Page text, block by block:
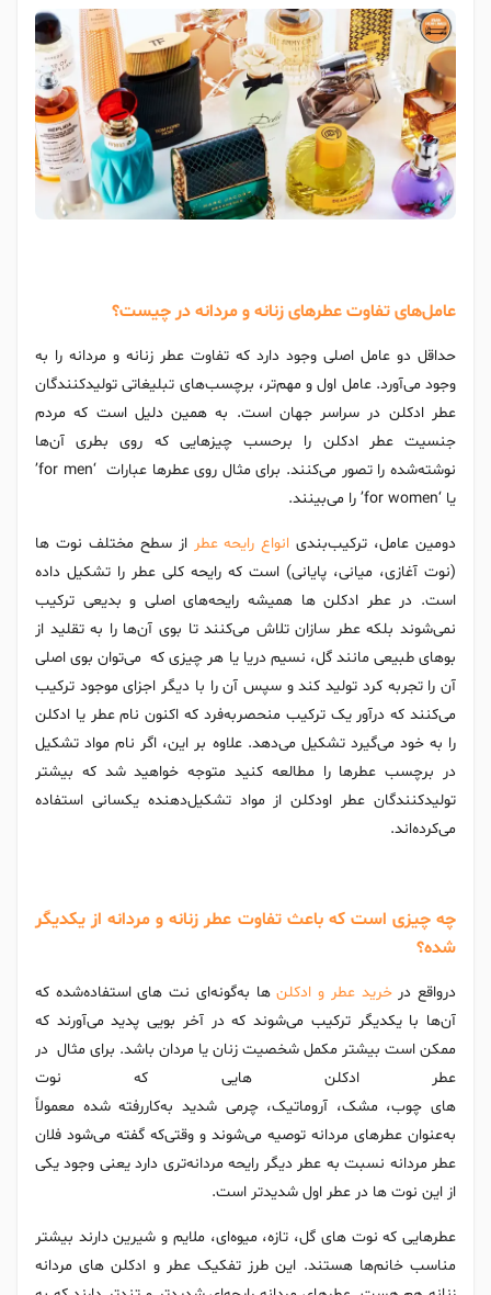
عامل‌های تفاوت عطرهای زنانه و مردانه در چیست؟
حداقل دو عامل اصلی وجود دارد که تفاوت عطر زنانه و مردانه را به
وجود می‌آورد. عامل اول و مهم‌تر، برچسب‌های تبلیغاتی تولیدکنندگان
عطر ادکلن در سراسر جهان است. به همین دلیل است که مردم
جنسیت عطر ادکلن را برحسب چیزهایی که روی بطری آن‌ها
نوشته‌شده را تصور می‌کنند. برای مثال روی عطرها عبارات ‘for men’
یا ‘for women’ را می‌بینند.
دومین عامل، ترکیب‌بندی انواع رایحه‌ عطر از سطح مختلف نوت ها
(نوت آغازی، میانی، پایانی) است که رایحه کلی عطر را تشکیل داده
است. در عطر ادکلن ها همیشه رایحه‌های اصلی و بدیعی ترکیب
نمی‌شوند بلکه عطر سازان تلاش می‌کنند تا بوی آن‌ها را به تقلید از
بوهای طبیعی مانند گل، نسیم دریا یا هر چیزی که می‌توان بوی اصلی
آن را تجربه کرد تولید کند و سپس آن را با دیگر اجزای موجود ترکیب
می‌کنند که درآور یک ترکیب منحصربه‌فرد که اکنون نام عطر یا ادکلن
را به خود می‌گیرد تشکیل می‌دهد. علاوه بر این، اگر نام مواد تشکیل
در برچسب عطرها را مطالعه کنید متوجه خواهید شد که بیشتر
تولیدکنندگان عطر اودکلن از مواد تشکیل‌دهنده یکسانی استفاده
می‌کرده‌اند.
چه چیزی است که باعث تفاوت عطر زنانه و مردانه از یکدیگر
شده؟
درواقع درخرید عطر و ادکلنها به‌گونه‌ای نت های استفاده‌شده که
آن‌ها با یکدیگر ترکیب می‌شوند که در آخر بویی پدید می‌آورند که
ممکن است بیشتر مکمل شخصیت زنان یا مردان باشد. برای مثال در
عطر ادکلن هایی که نوت
های چوب، مشک، آروماتیک، چرمی شدید به‌کاررفته شده معمولاً
به‌عنوان عطرهای مردانه توصیه می‌شوند و وقتی‌که گفته می‌شود فلان
عطر مردانه نسبت به عطر دیگر رایحه مردانه‌تری دارد یعنی وجود یکی
از این نوت ها در عطر اول شدیدتر است.
عطرهایی که نوت های گل، تازه، میوه‌ای، ملایم و شیرین دارند بیشتر
مناسب خانم‌ها هستند. این طرز تفکیک عطر و ادکلن های مردانه